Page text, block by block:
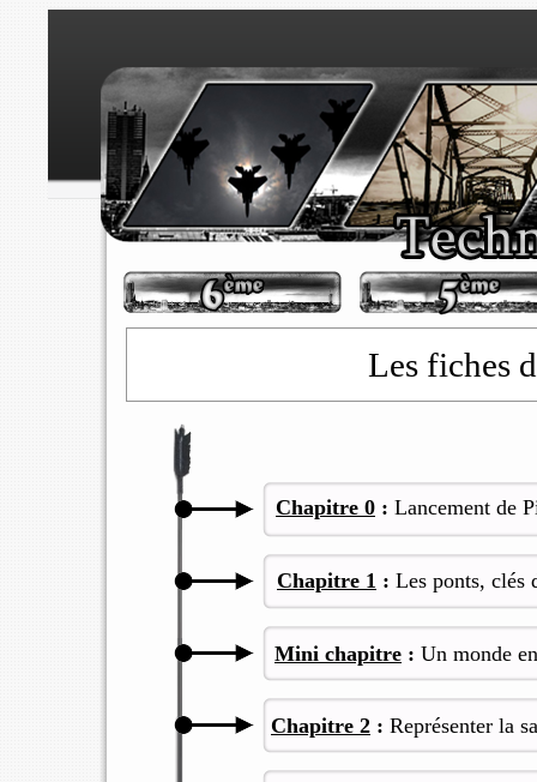
Les fiches
Chapitre 0 : Lancement de
Chapitre 1 : Les ponts, clés
Mini chapitre : Un monde
Chapitre 2 : Représenter la